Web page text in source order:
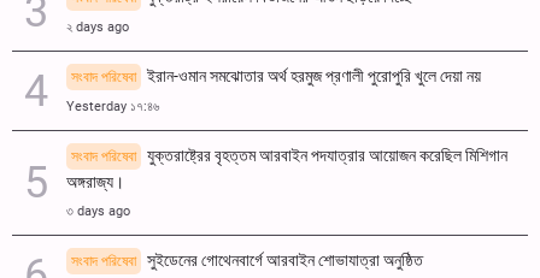
২ days ago
সংবাদ পরিষেবা ইরান-ওমান সমঝোতার অর্থ হরমুজ প্রণালী পুরোপুরি খুলে দেয়া নয়
Yesterday ১৭:৪৬
সংবাদ পরিষেবা
যুক্তরাষ্ট্রের বৃহত্তম আরবাইন পদযাত্রার আয়োজন করেছিল মিশিগান
অঙ্গরাজ্য।
৩ days ago
সংবাদ পরিষেবা সুইডেনের গোথেনবার্গে আরবাইন শোভাযাত্রা অনুষ্ঠিত